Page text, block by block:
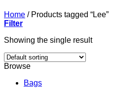
Home /Products tagged “Lee”
Filter
Showing the single result
Browse
Bags